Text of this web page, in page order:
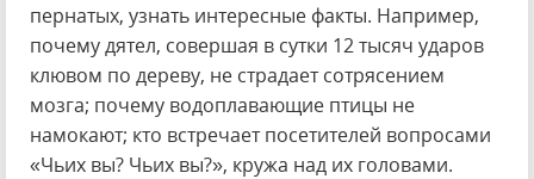
пернатых, узнать интересные факты. Например,
почему дятел, совершая в сутки 12 тысяч ударов
клювом по дереву, не страдает сотрясением
мозга; почему водоплавающие птицы не
намокают; кто встречает посетителей вопросами
«Чьих вы? Чьих вы?», кружа над их головами.